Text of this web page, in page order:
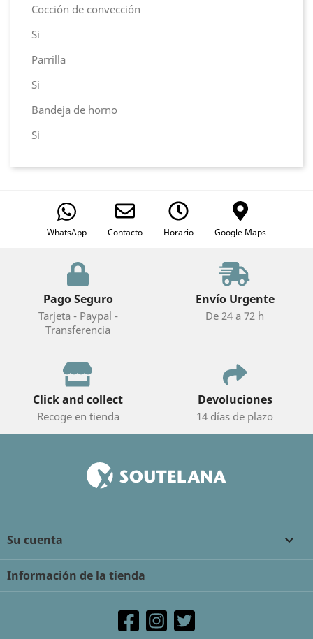
Cocción de convección
Si
Parrilla
Si
Bandeja de horno
Si
WhatsApp Contacto Horario Google Maps
Pago Seguro
Tarjeta - Paypal -
Transferencia
Envío Urgente
De 24 a 72 h
Click and collect
Recoge en tienda
Devoluciones
14 días de plazo
Su cuenta 
Información de la tienda